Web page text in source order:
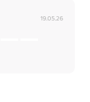
19.05.26